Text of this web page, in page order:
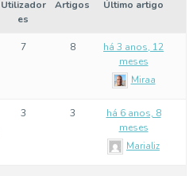
Utilizador
es
Artigos Último artigo
7 8
há 3 anos, 12
meses
Miraa
3 3
há 6 anos, 8
meses
Marializ